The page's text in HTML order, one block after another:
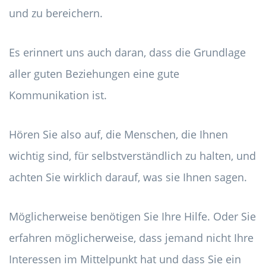
und zu bereichern.
Es erinnert uns auch daran, dass die Grundlage
aller guten Beziehungen eine gute
Kommunikation ist.
Hören Sie also auf, die Menschen, die Ihnen
wichtig sind, für selbstverständlich zu halten, und
achten Sie wirklich darauf, was sie Ihnen sagen.
Möglicherweise benötigen Sie Ihre Hilfe. Oder Sie
erfahren möglicherweise, dass jemand nicht Ihre
Interessen im Mittelpunkt hat und dass Sie ein